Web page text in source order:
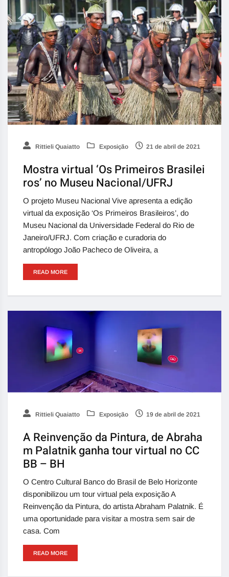
Rittieli Quaiatto Exposição 21 de abril de 2021
Mostra virtual ‘Os Primeiros Brasilei
ros’ no Museu Nacional/UFRJ
O projeto Museu Nacional Vive apresenta a edição
virtual da exposição ‘Os Primeiros Brasileiros’, do
Museu Nacional da Universidade Federal do Rio de
Janeiro/UFRJ. Com criação e curadoria do
antropólogo João Pacheco de Oliveira, a
READ MORE
Rittieli Quaiatto Exposição 19 de abril de 2021
A Reinvenção da Pintura, de Abraha
m Palatnik ganha tour virtual no CC
BB – BH
O Centro Cultural Banco do Brasil de Belo Horizonte
disponibilizou um tour virtual pela exposição A
Reinvenção da Pintura, do artista Abraham Palatnik. É
uma oportunidade para visitar a mostra sem sair de
casa. Com
READ MORE